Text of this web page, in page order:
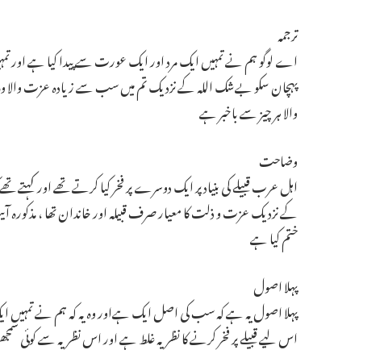
ترجمہ
اے لوگو ہم نے تمہیں ایک مرد اور ایک عورت سے پیدا کیا ہے اور
پہچان سکو بےشک اللہ کے نزدیک تم میں سب سے زیادہ عزت
والا ہر چیز سے باخبر ہے ـ
وضاحت
اہل عرب قبیلے کی بنیاد پر ایک دوسرے پر فخر کیا کرتے تھے اور کہتے تھے
کے نزدیک عزت و ذلت کا معیار صرف قبیلہ اور خاندان تھا ، مذکورہ
ختم کیا ہے ـ
پہلا اصول
پہلا اصول یہ ہے کہ سب کی اصل ایک ہےاور وہ یہ کہ ہم نے تمہیں
اس لیے قبیلے پر فخر کرنے کا نظریہ غلط ہے اور اس نظریہ سے کوئی